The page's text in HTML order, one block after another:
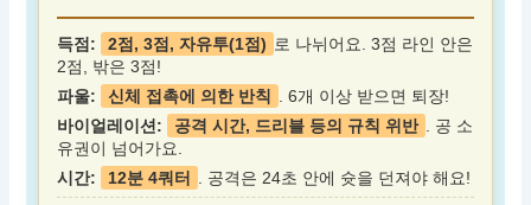
득점: 2점, 3점, 자유투(1점) 로 나뉘어요. 3점 라인 안은
2점, 밖은 3점!
파울:
신체 접촉에 의한 반칙
. 6개 이상 받으면 퇴장!
바이얼레이션:
공격 시간, 드리블 등의 규칙 위반
. 공 소
유권이 넘어가요.
시간:
12분 4쿼터 . 공격은 24초 안에 슛을 던져야 해요!